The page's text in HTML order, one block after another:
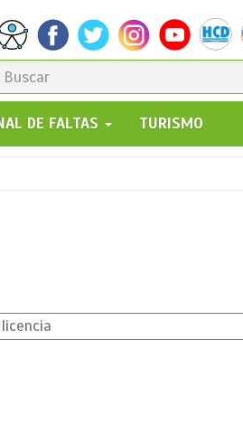
DE FALTAS TURISMO